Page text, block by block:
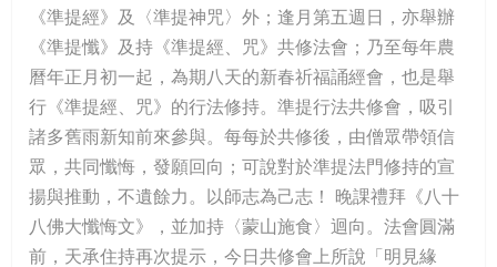
《準提經》及〈準提神咒〉外；逢月第五週日，亦舉辦
《準提懺》及持《準提經、咒》共修法會；乃至每年農
曆年正月初一起，為期八天的新春祈福誦經會，也是舉
行《準提經、咒》的行法修持。準提行法共修會，吸引
諸多舊雨新知前來參與。每每於共修後，由僧眾帶領信
眾，共同懺悔，發願回向；可說對於準提法門修持的宣
揚與推動，不遺餘力。以師志為己志！ 晚課禮拜《八十
八佛大懺悔文》，並加持〈蒙山施食〉迴向。法會圓滿
前，天承住持再次提示，今日共修會上所說「明見緣